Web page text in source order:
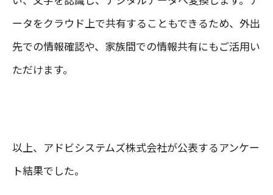
ータをクラウド上で共有することもできるため、外出
先での情報確認や、家族間での情報共有にもご活用い
ただけます。
以上、アドビシステムズ株式会社が公表するアンケー
ト結果でした。